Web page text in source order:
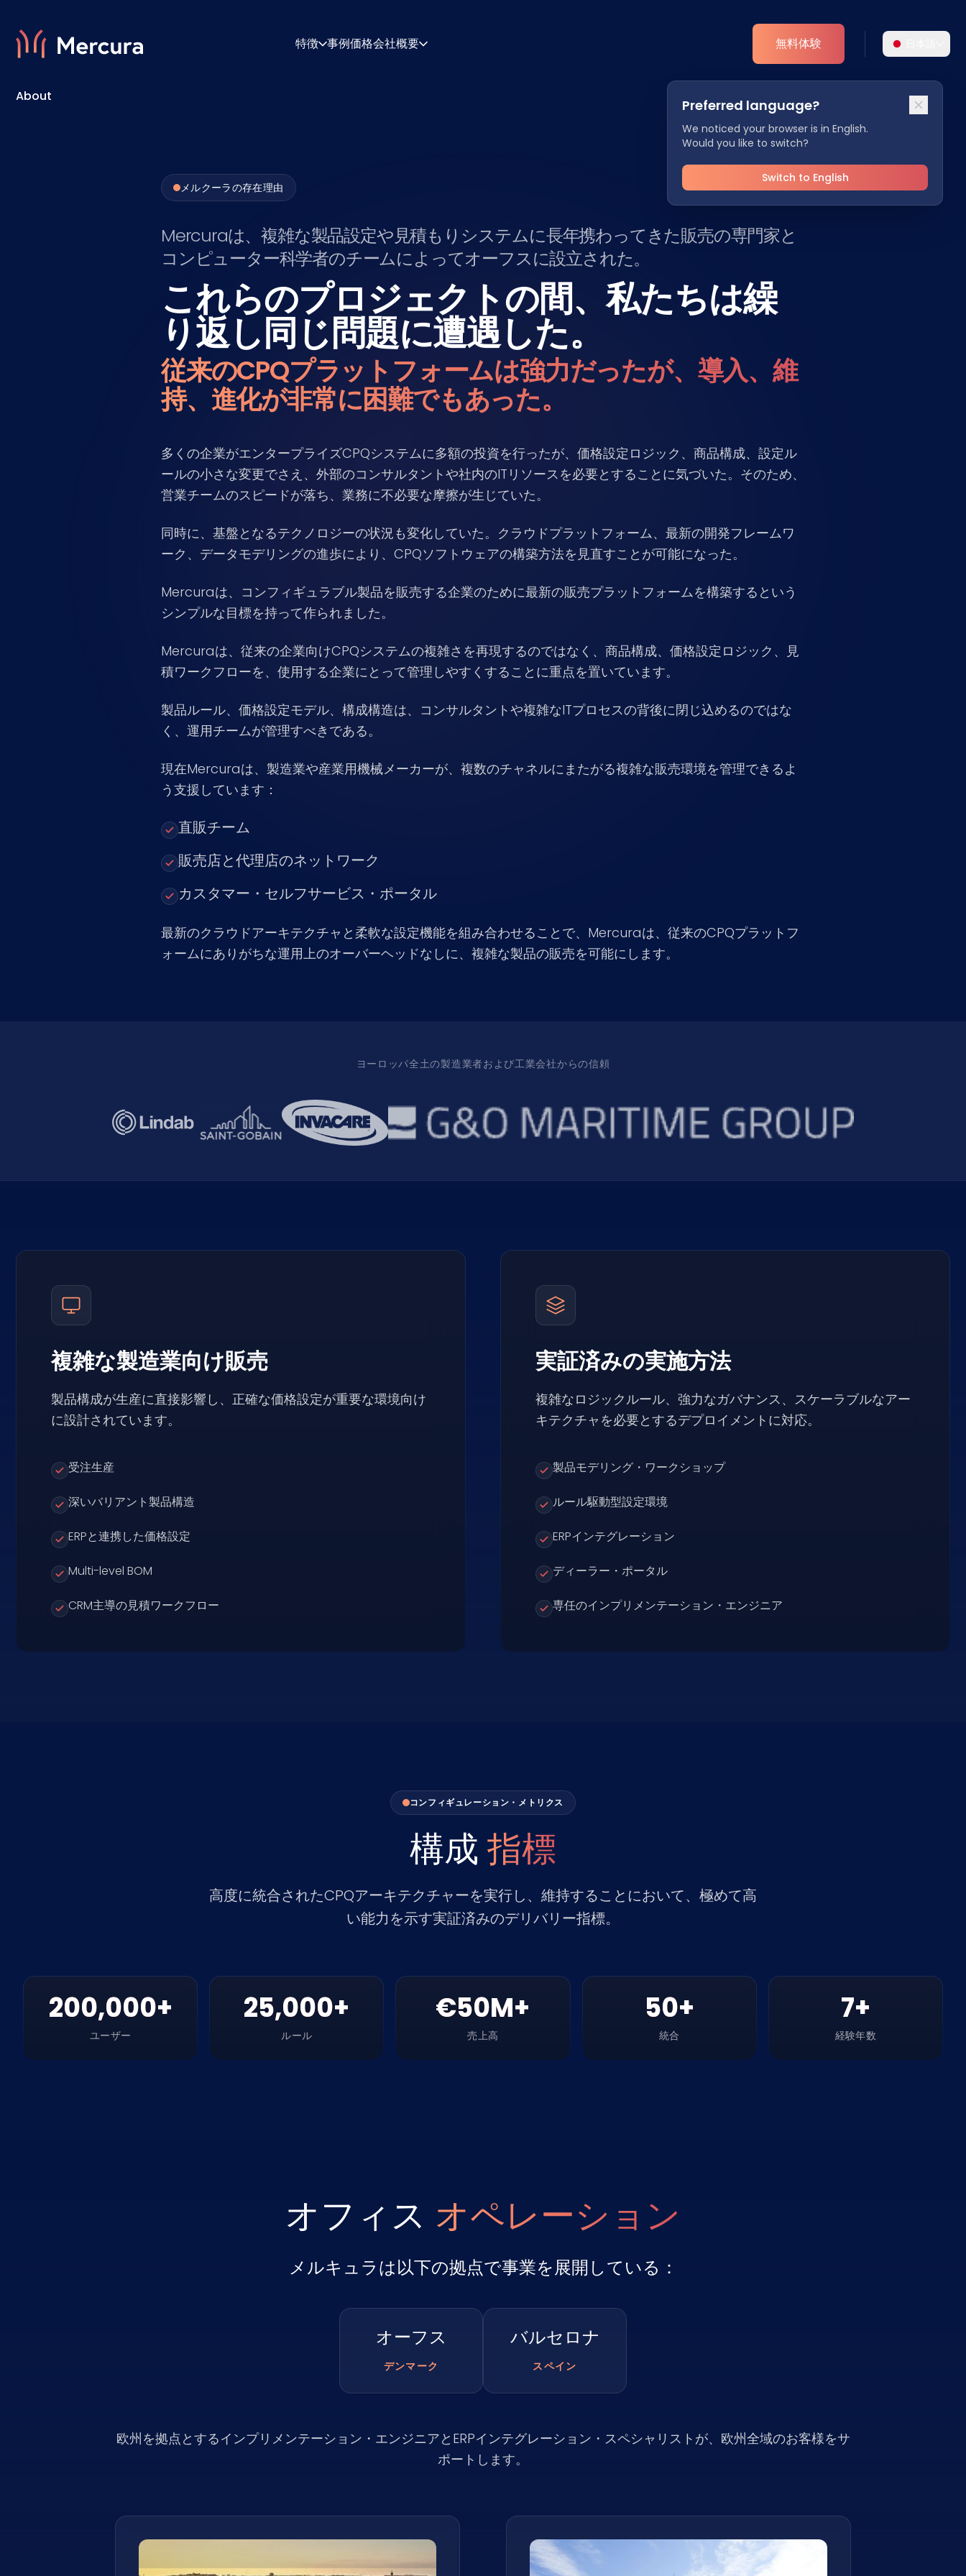
特徴
アナリティクス
事例価格会社概要
Preferred language?
We noticed your browser is in English.
Would you like to switch?
Switch to English
無料体験
よりパーソナライズされた体験のために、お好
みの言語をお選びください。
English Deutsch
Español Dansk
Français
FR
About
メルクーラの存在理由
Mercuraは、複雑な製品設定や見積もりシステムに長年携わってきた販売の専門家と
コンピューター科学者のチームによってオーフスに設立された。
これらのプロジェクトの間、私たちは繰
り返し同じ問題に遭遇した。
従来のCPQプラットフォームは強力だったが、導入、維
持、進化が非常に困難でもあった。
多くの企業がエンタープライズCPQシステムに多額の投資を行ったが、価格設定ロジック、商品構成、設定ル
ールの小さな変更でさえ、外部のコンサルタントや社内のITリソースを必要とすることに気づいた。そのため、
営業チームのスピードが落ち、業務に不必要な摩擦が生じていた。
同時に、基盤となるテクノロジーの状況も変化していた。クラウドプラットフォーム、最新の開発フレームワ
ーク、データモデリングの進歩により、CPQソフトウェアの構築方法を見直すことが可能になった。
Mercuraは、コンフィギュラブル製品を販売する企業のために最新の販売プラットフォームを構築するという
シンプルな目標を持って作られました。
Mercuraは、従来の企業向けCPQシステムの複雑さを再現するのではなく、商品構成、価格設定ロジック、見
積ワークフローを、使用する企業にとって管理しやすくすることに重点を置いています。
製品ルール、価格設定モデル、構成構造は、コンサルタントや複雑なITプロセスの背後に閉じ込めるのではな
く、運用チームが管理すべきである。
現在Mercuraは、製造業や産業用機械メーカーが、複数のチャネルにまたがる複雑な販売環境を管理できるよ
う支援しています：
直販チーム
販売店と代理店のネットワーク
カスタマー・セルフサービス・ポータル
最新のクラウドアーキテクチャと柔軟な設定機能を組み合わせることで、Mercuraは、従来のCPQプラットフ
ォームにありがちな運用上のオーバーヘッドなしに、複雑な製品の販売を可能にします。
ヨーロッパ全土の製造業者および工業会社からの信頼
複雑な製造業向け販売
製品構成が生産に直接影響し、正確な価格設定が重要な環境向け
に設計されています。
受注生産
深いバリアント製品構造
ERPと連携した価格設定
Multi-level BOM
CRM主導の見積ワークフロー
実証済みの実施方法
複雑なロジックルール、強力なガバナンス、スケーラブルなアー
キテクチャを必要とするデプロイメントに対応。
製品モデリング・ワークショップ
ルール駆動型設定環境
ERPインテグレーション
ディーラー・ポータル
専任のインプリメンテーション・エンジニア
コンフィギュレーション・メトリクス
構成 指標
高度に統合されたCPQアーキテクチャーを実行し、維持することにおいて、極めて高
い能力を示す実証済みのデリバリー指標。
200,000+
ユーザー
25,000+
ルール
€50M+
売上高
50+
統合
7+
経験年数
オフィス オペレーション
メルキュラは以下の拠点で事業を展開している：
オーフス
デンマーク
バルセロナ
スペイン
欧州を拠点とするインプリメンテーション・エンジニアとERPインテグレーション・スペシャリストが、欧州全域のお客様をサ
ポートします。